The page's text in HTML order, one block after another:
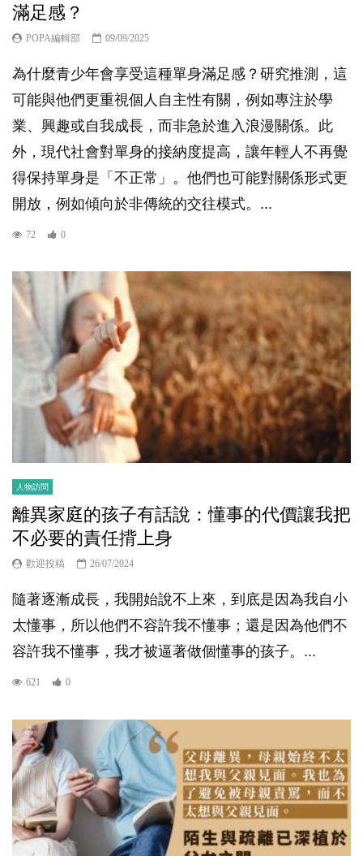
滿足感？
POPA編輯部 09/09/2025
為什麼青少年會享受這種單身滿足感？研究推測，這
可能與他們更重視個人自主性有關，例如專注於學
業、興趣或自我成長，而非急於進入浪漫關係。此
外，現代社會對單身的接納度提高，讓年輕人不再覺
得保持單身是「不正常」。他們也可能對關係形式更
開放，例如傾向於非傳統的交往模式。...
72 0
人物訪問
離異家庭的孩子有話說：懂事的代價讓我把
不必要的責任揹上身
歡迎投稿 26/07/2024
隨著逐漸成長，我開始說不上來，到底是因為我自小
太懂事，所以他們不容許我不懂事；還是因為他們不
容許我不懂事，我才被逼著做個懂事的孩子。...
621 0